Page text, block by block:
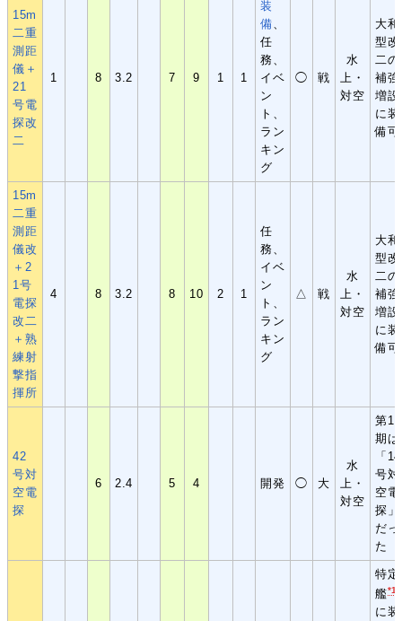
15m
二重
測距
儀＋
21
号電
探改
二
1 8 3.2 7 9 1 1
装
備
任
務、
イベ
ン
ト、
ラン
キン
グ
◯ 戦
水
上・
対空
大和
型改
二の
補強
増設
に装
備可
15m
二重
測距
儀改
＋2
1号
電探
改二
＋熟
練射
撃指
揮所
4 8 3.2 8 10 2 1
任
務、
イベ
ン
ト、
ラン
キン
グ
△ 戦
水
上・
対空
大和
型改
二の
補強
増設
に装
備可
42
号対
空電
探
6 2.4 5 4 開発 ◯ 大
水
上・
対空
第1
期は
「14
号対
空電
探」
だっ
た
特定
艦*1
に装